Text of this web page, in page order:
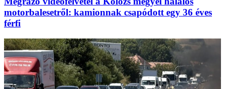
motorbalesetről: kamionnak csapódott egy 36 éves
férfi